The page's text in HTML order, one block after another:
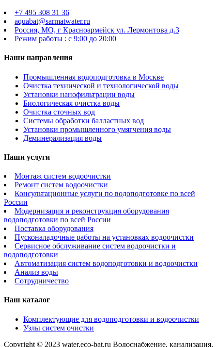
+7 495 308 31 36
aquabat@sarmatwater.ru
Россия, МО, г Красноармейск ул. Лермонтова д.3
Режим работы : с 9:00 до 20:00
Наши направления
Промышленная водоподготовка в Москве
Очистка технической и технологической воды
Установки нанофильтрации воды
Биологическая очистка воды
Очистка сточных вод
Системы обработки балластных вод
Установки промышленного умягчения воды
Деминерализация воды
Наши услуги
Монтаж систем водоочистки
Ремонт систем водоочистки
Консультационные услуги по водоподготовке по всей
России
Модернизация и реконструкция оборудования
водоподготовки по всей России
Поставка оборудования
Пусконаладочные работы на установках водоочистки
Сервисное обслуживание систем водоочистки и
водоподготовки
Автоматизация систем водоподготовки и водоочистки
Анализ воды
Сотрудничество
Наш каталог
Комплектующие для водоподготовки и водоочистки
Узлы систем очистки
Copyright © 2023 water.eco-bat.ru Водоснабжение, канализация,